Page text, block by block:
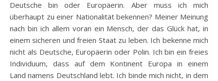
Deutsche bin oder Europäerin. Aber muss ich mich
überhaupt zu einer Nationalität bekennen? Meiner Meinung
nach bin ich allem voran ein Mensch, der das Glück hat, in
einem sicheren und freien Staat zu leben. Ich bekenne mich
nicht als Deutsche, Europäerin oder Polin. Ich bin ein freies
Individuum, dass auf dem Kontinent Europa in einem
Land namens Deutschland lebt. Ich binde mich nicht, in dem